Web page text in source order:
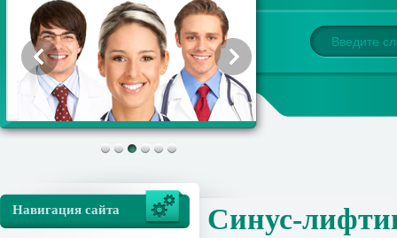
Навигация сайта
Синус-